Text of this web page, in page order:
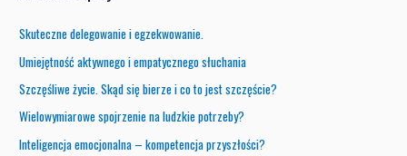
Skuteczne delegowanie i egzekwowanie.
Umiejętność aktywnego i empatycznego słuchania
Szczęśliwe życie. Skąd się bierze i co to jest szczęście?
Wielowymiarowe spojrzenie na ludzkie potrzeby?
Inteligencja emocjonalna – kompetencja przyszłości?